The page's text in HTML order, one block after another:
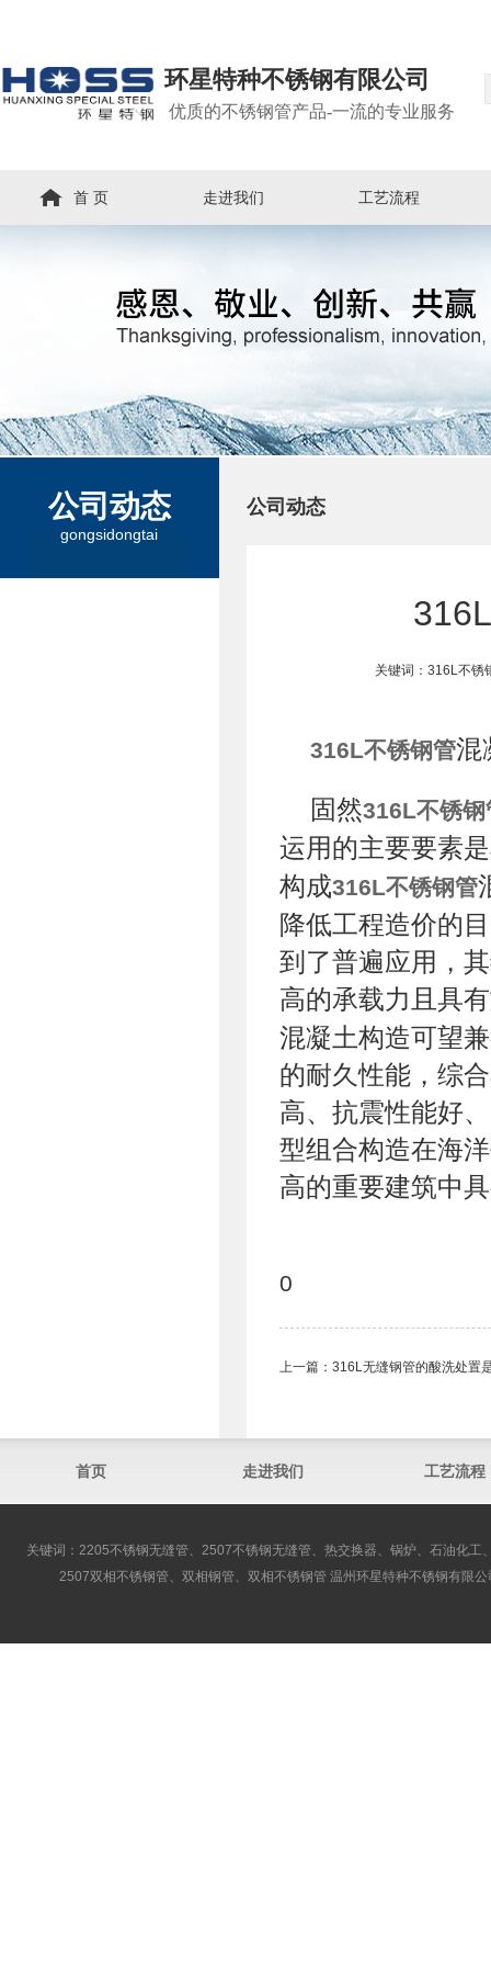
环星特种不锈钢有限公司
优质的不锈钢管产品-一流的专业服务
首 页 走进我们 工艺流程
公司动态
gongsidongtai
公司动态
关键词：316L不锈
316L不锈钢管混
固然316L不锈钢
运用的主要要素
构成316L不锈钢管
降低工程造价的
到了普遍应用，
高的承载力且具
混凝土构造可望
的耐久性能，综
高、抗震性能好
型组合构造在海
高的重要建筑中
0
上一篇： 316L无缝钢管的酸洗处置
首页 走进我们 工艺流程
关键词：2205不锈钢无缝管、2507不锈钢无缝管、热交换器、锅炉、石油化
2507双相不锈钢管、双相钢管、双相不锈钢管 温州环星特种不锈钢有限